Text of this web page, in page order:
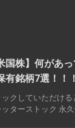
国株】何があ
有銘柄7選！！！
ックしていただけ
ターストック 永久